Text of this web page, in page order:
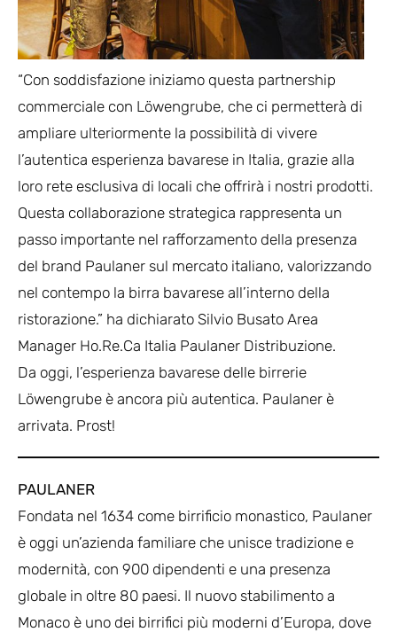
“Con soddisfazione iniziamo questa partnership
commerciale con Löwengrube, che ci permetterà di
ampliare ulteriormente la possibilità di vivere
l’autentica esperienza bavarese in Italia, grazie alla
loro rete esclusiva di locali che offrirà i nostri prodotti.
Questa collaborazione strategica rappresenta un
passo importante nel rafforzamento della presenza
del brand Paulaner sul mercato italiano, valorizzando
nel contempo la birra bavarese all’interno della
ristorazione.” ha dichiarato Silvio Busato Area
Manager Ho.Re.Ca Italia Paulaner Distribuzione.
Da oggi, l’esperienza bavarese delle birrerie
Löwengrube è ancora più autentica. Paulaner è
arrivata. Prost!
PAULANER
Fondata nel 1634 come birrificio monastico, Paulaner
è oggi un’azienda familiare che unisce tradizione e
modernità, con 900 dipendenti e una presenza
globale in oltre 80 paesi. Il nuovo stabilimento a
Monaco è uno dei birrifici più moderni d’Europa, dove